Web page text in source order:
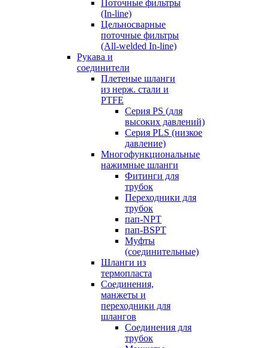
Поточные фильтры
(In-line)
Цельносварные
поточные фильтры
(All-welded In-line)
Рукава и
соединители
Плетеные шланги
из нерж. стали и
PTFE
Серия PS (для
высоких давлений)
Серия PLS (низкое
давление)
Многофункциональные
нажимные шланги
Фитинги для
трубок
Переходники для
трубок
пап-NPT
пап-BSPT
Муфты
(соединительные)
Шланги из
термопласта
Соединения,
манжеты и
переходники для
шлангов
Соединения для
трубок